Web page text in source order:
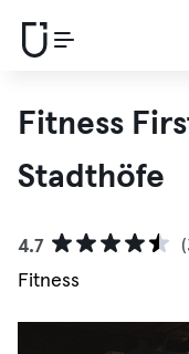
Fitness
Stadthöfe
4.7
Fitness